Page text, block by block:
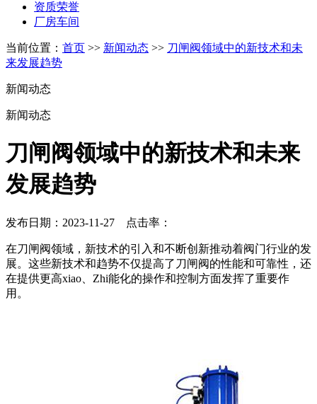
资质荣誉
厂房车间
当前位置： 首页 >> 新闻动态 >> 刀闸阀领域中的新技术和未
来发展趋势
新闻动态
新闻动态
刀闸阀领域中的新技术和未来
发展趋势
发布日期：2023-11-27 点击率：
在刀闸阀领域，新技术的引入和不断创新推动着阀门行业的发
展。这些新技术和趋势不仅提高了刀闸阀的性能和可靠性，还
在提供更高xiao 、Zhi能化的操作和控制方面发挥了重要作
用。